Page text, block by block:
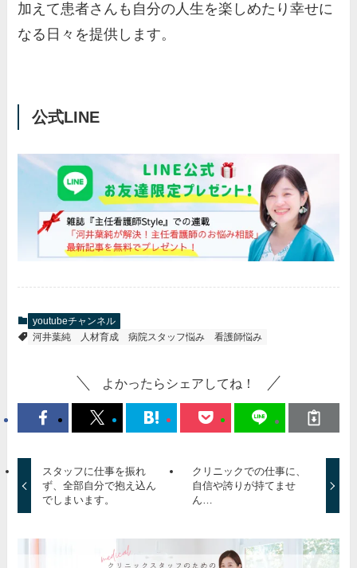
加えて患者さんも自分の人生を楽しめたり幸せに
なる日々を提供します。
公式LINE
youtubeチャンネル
河井葉純
人材育成 病院スタッフ悩み 看護師悩み
よかったらシェアしてね！
スタッフに仕事を振れ
ず、全部自分で抱え込ん
でしまいます。
クリニックでの仕事に、
自信や誇りが持てませ
ん…